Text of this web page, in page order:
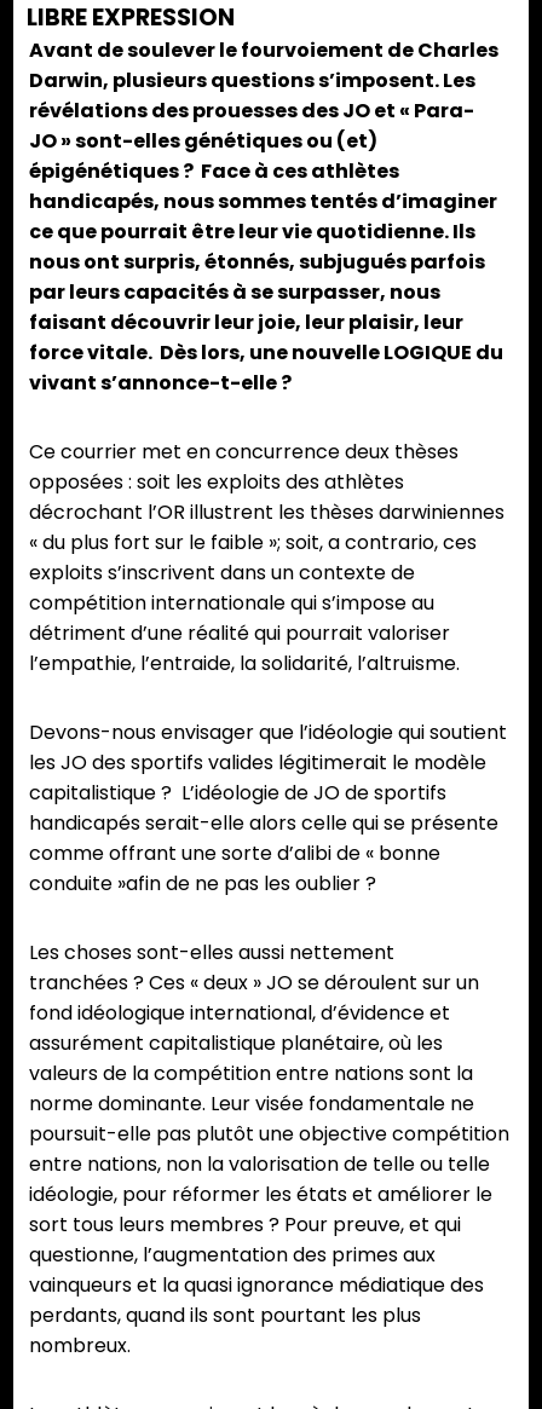
LIBRE EXPRESSION
Avant de soulever le fourvoiement de Charles
Darwin, plusieurs questions s’imposent. Les
révélations des prouesses des JO et « Para-
JO » sont-elles génétiques ou (et)
épigénétiques ? Face à ces athlètes
handicapés, nous sommes tentés d’imaginer
ce que pourrait être leur vie quotidienne. Ils
nous ont surpris, étonnés, subjugués parfois
par leurs capacités à se surpasser, nous
faisant découvrir leur joie, leur plaisir, leur
force vitale. Dès lors, une nouvelle LOGIQUE du
vivant s’annonce-t-elle ?
Ce courrier met en concurrence deux thèses
opposées : soit les exploits des athlètes
décrochant l’OR illustrent les thèses darwiniennes
« du plus fort sur le faible »; soit, a contrario, ces
exploits s’inscrivent dans un contexte de
compétition internationale qui s’impose au
détriment d’une réalité qui pourrait valoriser
l’empathie, l’entraide, la solidarité, l’altruisme.
Devons-nous envisager que l’idéologie qui soutient
les JO des sportifs valides légitimerait le modèle
capitalistique ? L’idéologie de JO de sportifs
handicapés serait-elle alors celle qui se présente
comme offrant une sorte d’alibi de « bonne
conduite »afin de ne pas les oublier ?
Les choses sont-elles aussi nettement
tranchées ? Ces « deux » JO se déroulent sur un
fond idéologique international, d’évidence et
assurément capitalistique planétaire, où les
valeurs de la compétition entre nations sont la
norme dominante. Leur visée fondamentale ne
poursuit-elle pas plutôt une objective compétition
entre nations, non la valorisation de telle ou telle
idéologie, pour réformer les états et améliorer le
sort tous leurs membres ? Pour preuve, et qui
questionne, l’augmentation des primes aux
vainqueurs et la quasi ignorance médiatique des
perdants, quand ils sont pourtant les plus
nombreux.